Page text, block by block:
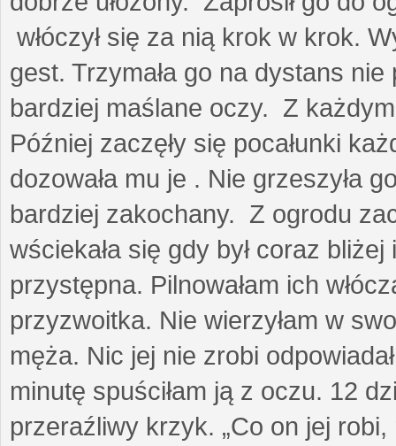
włóczył się za nią krok w krok.
gest. Trzymała go na dystans
bardziej maślane oczy. Z
Później zaczęły się pocałunki
dozowała mu je . Nie grzeszyła
bardziej zakochany. Z ogrodu
wściekała się gdy był coraz
przystępna. Pilnowałam ich
przyzwoitka. Nie wierzyłam w
męża. Nic jej nie zrobi
minutę spuściłam ją z oczu. 12
przeraźliwy krzyk. „Co on jej